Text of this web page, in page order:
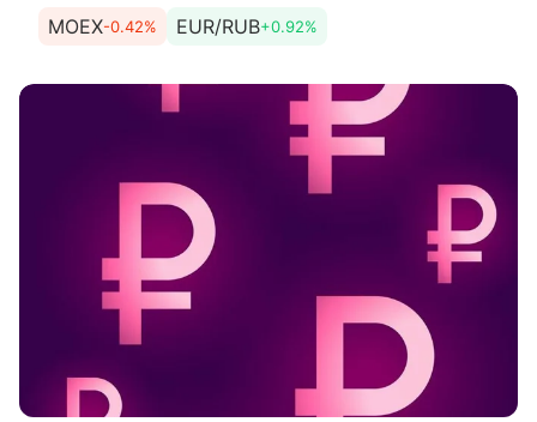
изменение повлияет
MOEX-0.42% EUR/RUB+0.92%